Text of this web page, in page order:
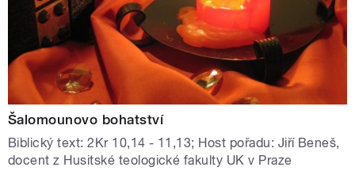
Šalomounovo bohatství
Biblický text: 2Kr 10,14 - 11,13; Host pořadu: Jiří Beneš,
docent z Husitské teologické fakulty UK v Praze